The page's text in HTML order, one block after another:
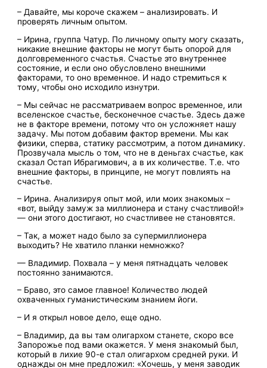
– Давайте, мы короче скажем – анализировать. И
проверять личным опытом.
– Ирина, группа Чатур. По личному опыту могу сказать,
никакие внешние факторы не могут быть опорой для
долговременного счастья. Счастье это внутреннее
состояние, и если оно обусловлено внешними
факторами, то оно временное. И надо стремиться к
тому, чтобы оно исходило изнутри.
– Мы сейчас не рассматриваем вопрос временное, или
вселенское счастье, бесконечное счастье. Здесь даже
не в факторе времени, потому что он усложняет нашу
задачу. Мы потом добавим фактор времени. Мы как
физики, сперва, статику рассмотрим, а потом динамику.
Прозвучала мысль о том, что не в деньгах счастье, как
сказал Остап Ибрагимович, а в их количестве. Т.е. что
внешние факторы, в принципе, не могут повлиять на
счастье.
– Ирина. Анализируя опыт мой, или моих знакомых –
«вот, выйду замуж за миллионера и стану счастливой!»
— они этого достигают, но счастливее не становятся.
– Так, а может надо было за супермиллионера
выходить? Не хватило планки немножко?
— Владимир. Похвала – у меня пятнадцать человек
постоянно занимаются.
– Браво, это самое главное! Количество людей
охваченных гуманистическим знанием йоги.
– И я открыл новое дело, еще одно.
– Владимир, да вы там олигархом станете, скоро все
Запорожье под вами окажется. У меня знакомый был,
который в лихие 90-е стал олигархом средней руки. И
однажды он мне предложил: «Хочешь, у меня заводик